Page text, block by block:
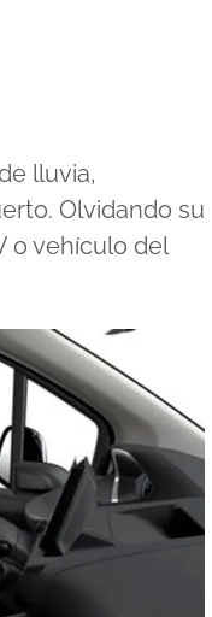
lluvia,
Olvidando su
o vehículo del